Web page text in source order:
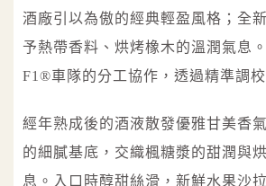
酒廠引以為傲的經典輕盈風格；全
予熱帶香料、烘烤橡木的溫潤氣息
F1®車隊的分工協作，透過精準調校
經年熟成後的酒液散發優雅甘美香
的細膩基底，交織楓糖漿的甜潤與
息。入口時醇甜絲滑，新鮮水果沙